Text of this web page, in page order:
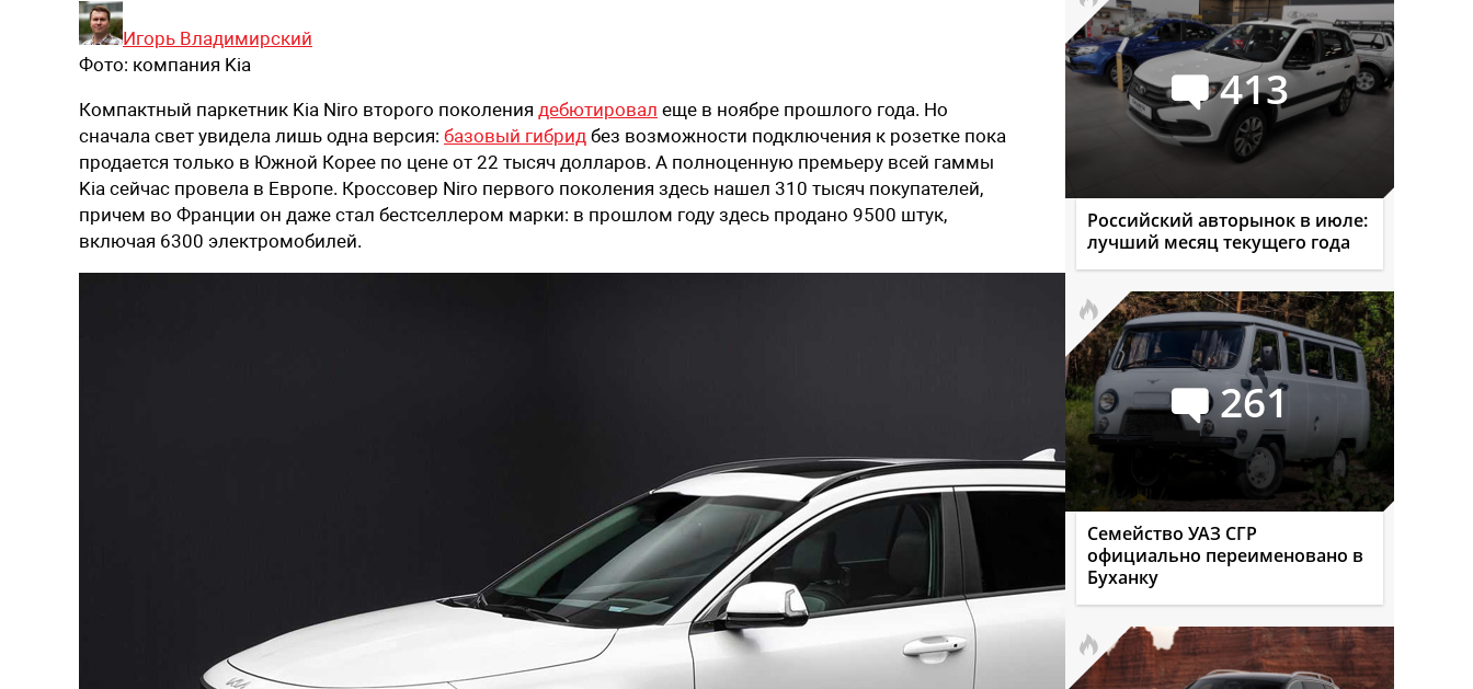
Игорь Владимирский
Фото: компания Kia
Компактный паркетник Kia Niro второго поколения дебютировал еще в ноябре прошлого года. Но
сначала свет увидела лишь одна версия: базовый гибрид без возможности подключения к розетке пока
продается только в Южной Корее по цене от 22 тысяч долларов. А полноценную премьеру всей гаммы
Kia сейчас провела в Европе. Кроссовер Niro первого поколения здесь нашел 310 тысяч покупателей,
причем во Франции он даже стал бестселлером марки: в прошлом году здесь продано 9500 штук,
включая 6300 электромобилей.
413
Российский авторынок в июле:
лучший месяц текущего года
261
Семейство УАЗ СГР
официально переименовано в
Буханку